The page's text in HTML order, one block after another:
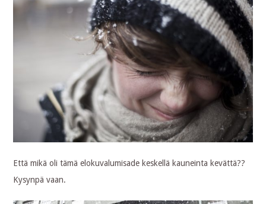
Että mikä oli tämä elokuvalumisade keskellä kauneinta kevättä??
Kysynpä vaan.